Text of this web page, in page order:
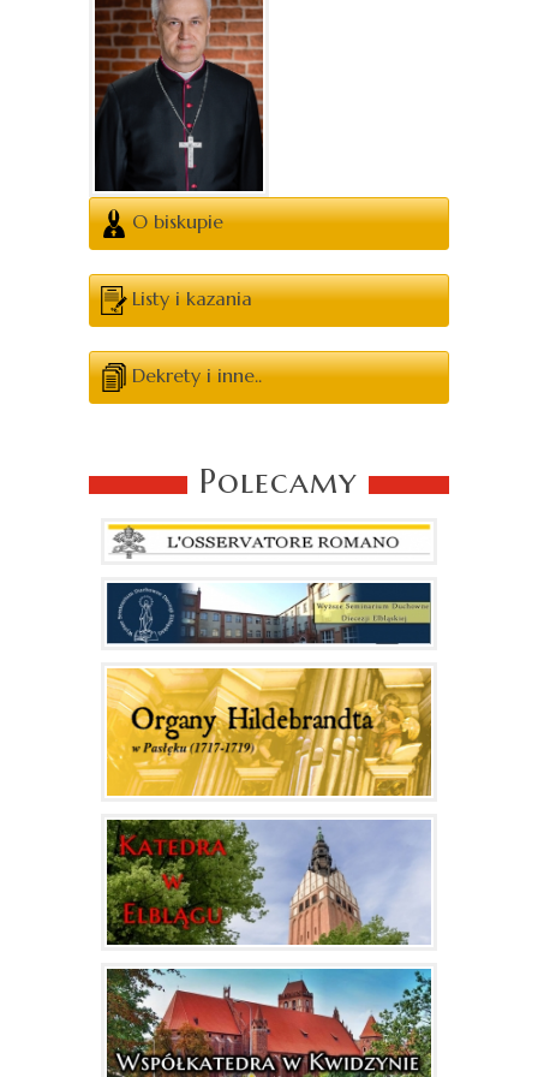
O biskupie
Listy i kazania
Dekrety i inne..
Polecamy